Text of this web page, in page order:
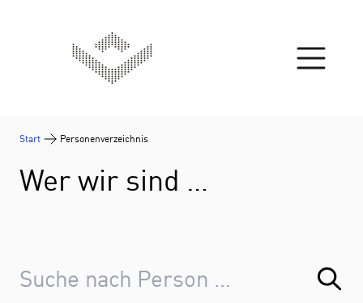
Start Personenverzeichnis
Wer wir sind …